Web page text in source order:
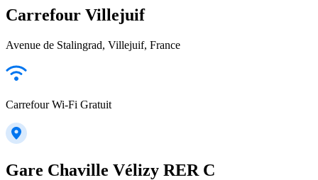
Carrefour Villejuif
Avenue de Stalingrad, Villejuif, France
Carrefour Wi-Fi Gratuit
Gare Chaville Vélizy RER C